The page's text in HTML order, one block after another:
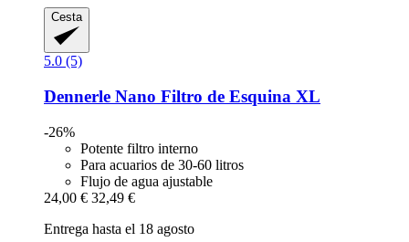
Cesta
5.0 (5)
Dennerle Nano Filtro de Esquina XL
-26%
Potente filtro interno
Para acuarios de 30-60 litros
Flujo de agua ajustable
24,00 € 32,49 €
Entrega hasta el 18 agosto